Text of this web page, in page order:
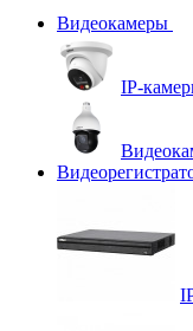
Видеокамеры
IP-